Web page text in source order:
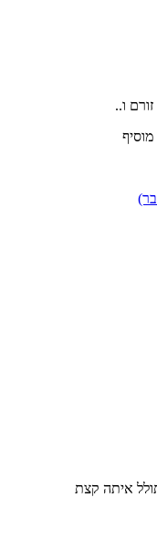
ו..
איתה קצת